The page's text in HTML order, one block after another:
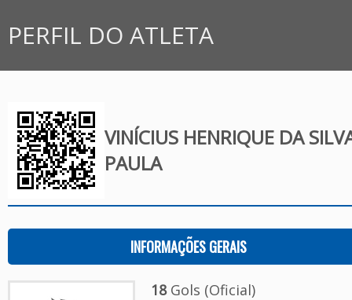
PERFIL DO ATLETA
VINÍCIUS HENRIQUE DA
PAULA
INFORMAÇÕES GERAIS
18Gols (Oficial)